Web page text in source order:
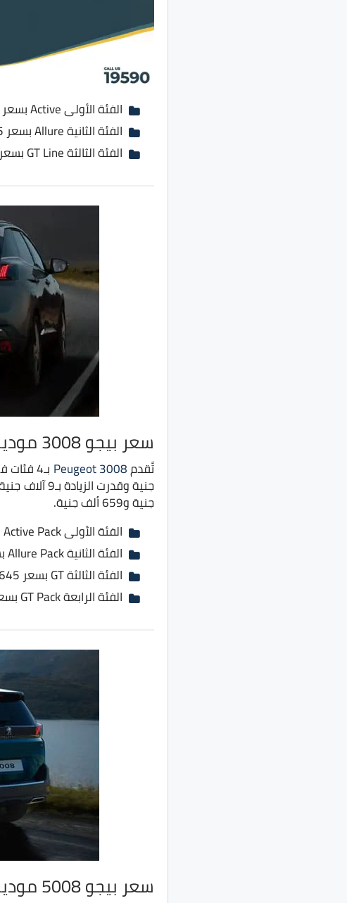
الفئة الأولى Active بسعر 357 ألف جنية بدلًا من 348 ألف جنية
الفئة الثانية Allure بسعر 395 ألف جنية بدلًا من 385 ألف جنية
الفئة الثالثة GT Line بسعر 430 ألف جنية بدلًا من 420 ألف جنية
سعر بيجو 3008 موديل 2022
تًقدمPeugeot 3008
جنية و659 ألف جنية.
الفئة الأولى Active Pack بسعر 519 ألف جنية بدلًا من 510 ألف جنية
الفئة الثانية Allure Pack بسعر 569 ألف جنية بدلًا من 560 ألف جنية
الفئة الثالثة GT بسعر 645 ألف جنية بدلًا من 635 ألف جنية
الفئة الرابعة GT Pack بسعر 695 ألف جنية بدلًا من 685 ألف جنية
سعر بيجو 5008 موديل 2022